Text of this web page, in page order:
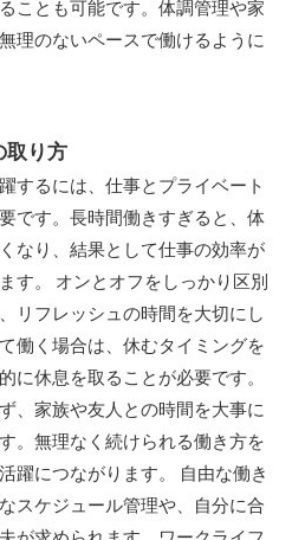
ことも可能です。体調管理や家
理のないペースで働けるように
取り方
するには、仕事とプライベート
です。長時間働きすぎると、体
なり、結果として仕事の効率が
す。 オンとオフをしっかり区別
リフレッシュの時間を大切にし
働く場合は、休むタイミングを
に休息を取ることが必要です。
、家族や友人との時間を大事に
。無理なく続けられる働き方を
躍につながります。 自由な働き
スケジュール管理や、自分に合